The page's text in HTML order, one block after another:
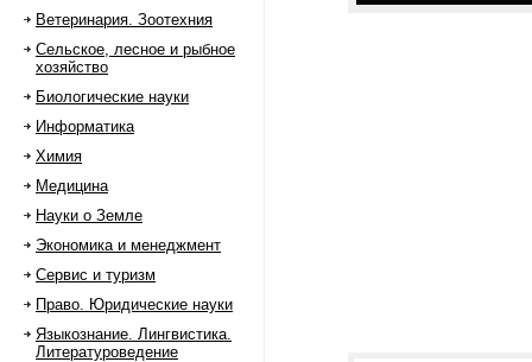
Ветеринария. Зоотехния
Сельское, лесное и рыбное
хозяйство
Биологические науки
Информатика
Химия
Медицина
Науки о Земле
Экономика и менеджмент
Сервис и туризм
Право. Юридические науки
Языкознание. Лингвистика.
Литературоведение